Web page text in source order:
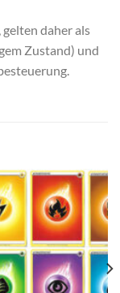
daher als
Zustand) und